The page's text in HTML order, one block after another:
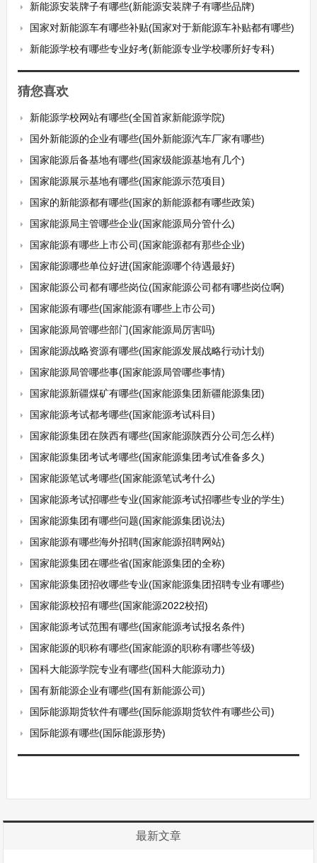
新能源安装牌子有哪些(新能源安装牌子有哪些品牌)
国家对新能源车有哪些补贴(国家对于新能源车补贴都有哪些)
新能源学校有哪些专业好考(新能源专业学校哪所好专科)
猜您喜欢
新能源学校网站有哪些(全国首家新能源学院)
国外新能源的企业有哪些(国外新能源汽车厂家有哪些)
国家能源后备基地有哪些(国家级能源基地有几个)
国家能源展示基地有哪些(国家能源示范项目)
国家的新能源都有哪些(国家的新能源都有哪些政策)
国家能源局主管哪些企业(国家能源局分管什么)
国家能源有哪些上市公司(国家能源都有那些企业)
国家能源哪些单位好进(国家能源哪个待遇最好)
国家能源公司都有哪些岗位(国家能源公司都有哪些岗位啊)
国家能源有哪些(国家能源有哪些上市公司)
国家能源局管哪些部门(国家能源局厉害吗)
国家能源战略资源有哪些(国家能源发展战略行动计划)
国家能源局管哪些事(国家能源局管哪些事情)
国家能源新疆煤矿有哪些(国家能源集团新疆能源集团)
国家能源考试都考哪些(国家能源考试科目)
国家能源集团在陕西有哪些(国家能源陕西分公司怎么样)
国家能源集团考试考哪些(国家能源集团考试准备多久)
国家能源笔试考哪些(国家能源笔试考什么)
国家能源考试招哪些专业(国家能源考试招哪些专业的学生)
国家能源集团有哪些问题(国家能源集团说法)
国家能源有哪些海外招聘(国家能源招聘网站)
国家能源集团在哪些省(国家能源集团的全称)
国家能源集团招收哪些专业(国家能源集团招聘专业有哪些)
国家能源校招有哪些(国家能源2022校招)
国家能源考试范围有哪些(国家能源考试报名条件)
国家能源的职称有哪些(国家能源的职称有哪些等级)
国科大能源学院专业有哪些(国科大能源动力)
国有新能源企业有哪些(国有新能源公司)
国际能源期货软件有哪些(国际能源期货软件有哪些公司)
国际能源有哪些(国际能源形势)
最新文章